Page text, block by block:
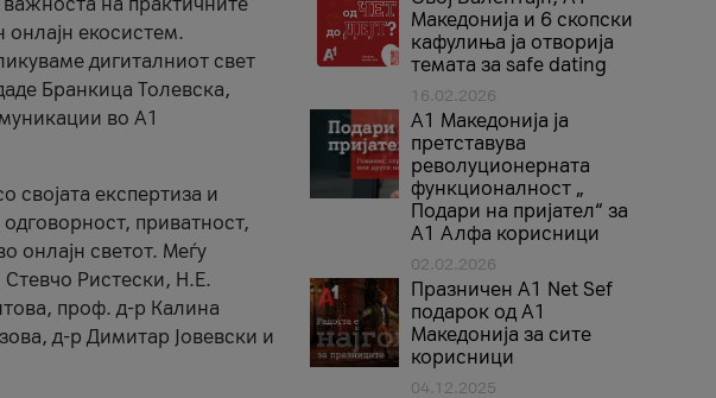
онлајн екосистем.
дигиталниот свет
Бранкица Толевска,
во А1
својата експертиза и
приватност,
онлајн светот. Меѓу
Ристески, Н.Е.
проф. д-р Калина
д-р Димитар Јовевски и
Македонија и 6 скопски
кафулиња ја отворија
темата за safe dating
16.02.2026
А1 Македонија ја
претставува
револуционерната
функционалност „
Подари на пријател“ за
А1 Алфа корисници
02.02.2026
Празничен A1 Net Sеf
подарок од А1
Македонија за сите
корисници
04.12.2025